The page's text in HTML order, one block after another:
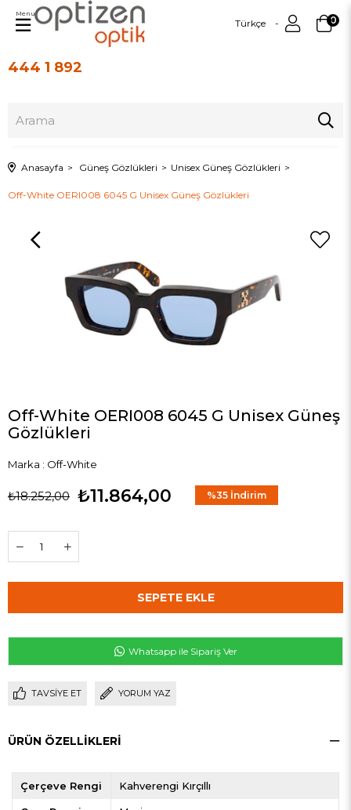
444 1 892
Türkçe 0
Menu
Anasayfa Güneş Gözlükleri Unisex Güneş Gözlükleri
Off-White OERI008 6045 G Unisex Güneş Gözlükleri
Off-White OERI008 6045 G Unisex Güneş
Gözlükleri
Marka : Off-White
₺18.252,00 ₺11.864,00 %35 İndirim
Whatsapp ile Sipariş Ver
TAVSIYE ET YORUM YAZ
ÜRÜN ÖZELLIKLERI
Çerçeve Rengi Kahverengi Kırçıllı